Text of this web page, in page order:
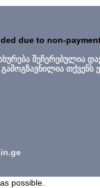
due to non-
შეჩერებულია
possible.